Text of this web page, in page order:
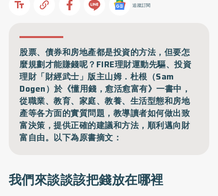
追蹤訂閱
股票、債券和房地產都是投資的方法，但要怎
麼規劃才能賺錢呢？FIRE理財運動先驅、投資
理財「財經武士」版主山姆．杜根（Sam
Dogen）於《懂用錢，愈活愈富有》一書中，
從職業、教育、家庭、教養、生活型態和房地
產等各方面的實質問題，教導讀者如何做出致
富決策，提供正確的建議和方法，順利邁向財
富自由。以下為原書摘文：
我們來談談該把錢放在哪裡